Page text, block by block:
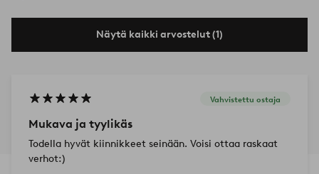
Näytä kaikki arvostelut (1)
Vahvistettu ostaja
Mukava ja tyylikäs
Todella hyvät kiinnikkeet seinään. Voisi ottaa raskaat
verhot:)